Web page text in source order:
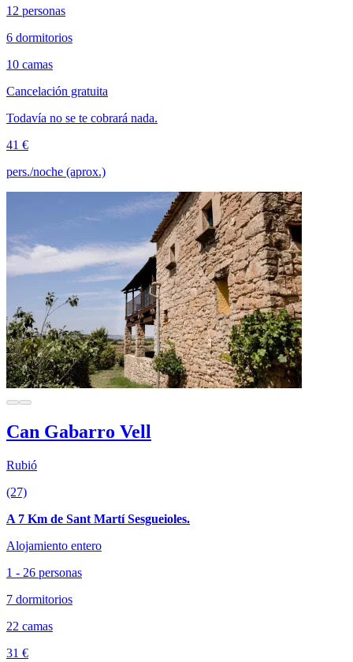
12 personas
6 dormitorios
10 camas
Cancelación gratuita
Todavía no se te cobrará nada.
41 €
pers./noche (aprox.)
Can Gabarro Vell
Rubió
(27)
A 7 Km de Sant Martí Sesgueioles.
Alojamiento entero
1 - 26 personas
7 dormitorios
22 camas
31 €